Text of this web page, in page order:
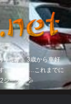
ります。3歳から車好
。そして…これまでに
シーター💦